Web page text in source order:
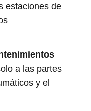
estaciones de
a las partes
y el